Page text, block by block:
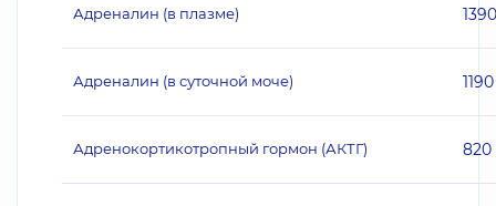
Адреналин (в плазме) 1390
Адреналин (в суточной моче) 1190
Адренокортикотропный гормон (АКТГ) 820